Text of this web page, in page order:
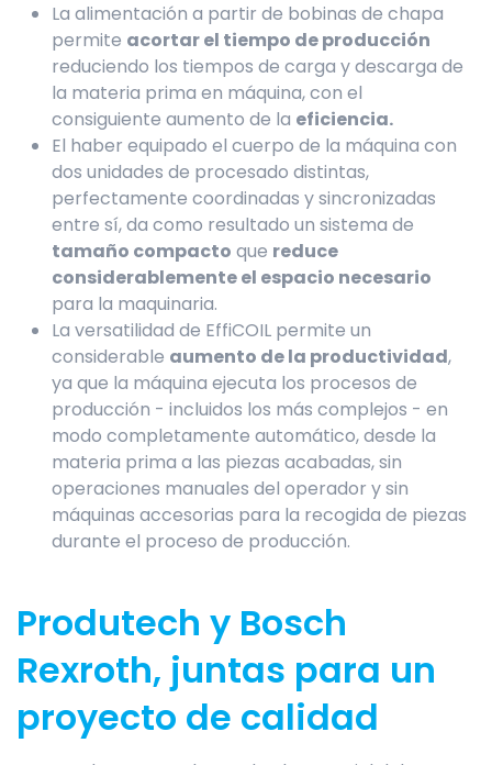
La alimentación a partir de bobinas de chapa
permite acortar el tiempo de producción
reduciendo los tiempos de carga y descarga de
la materia prima en máquina, con el
consiguiente aumento de la eficiencia.
El haber equipado el cuerpo de la máquina con
dos unidades de procesado distintas,
perfectamente coordinadas y sincronizadas
entre sí, da como resultado un sistema de
tamaño compacto que reduce
considerablemente el espacio necesario
para la maquinaria.
La versatilidad de EffiCOIL permite un
considerable aumento de la productividad,
ya que la máquina ejecuta los procesos de
producción - incluidos los más complejos - en
modo completamente automático, desde la
materia prima a las piezas acabadas, sin
operaciones manuales del operador y sin
máquinas accesorias para la recogida de piezas
durante el proceso de producción.
Produtech y Bosch
Rexroth, juntas para un
proyecto de calidad